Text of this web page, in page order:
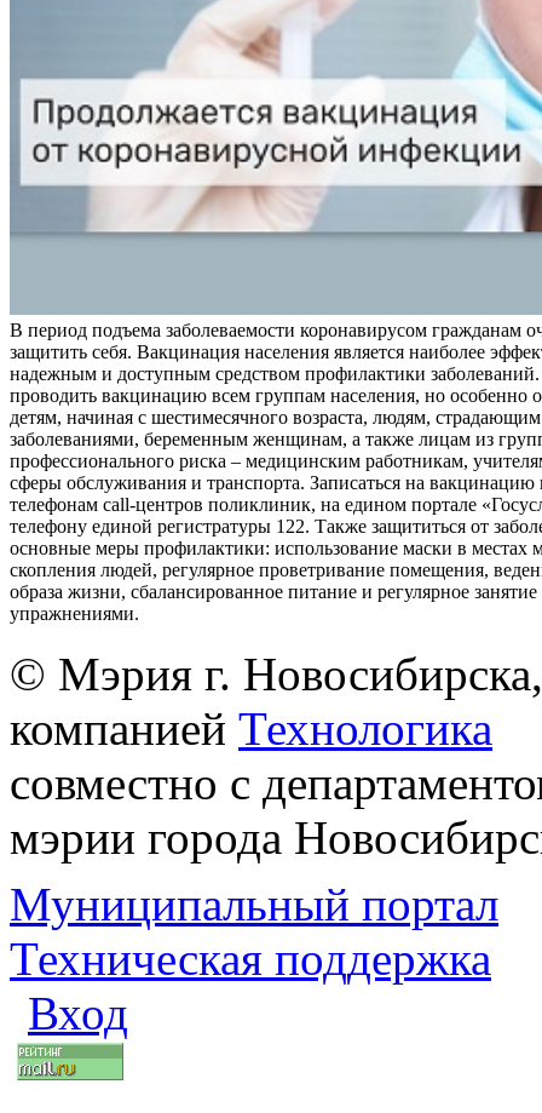
В период подъема заболеваемости коронавирусом гражданам
защитить себя. Вакцинация населения является наиболее
надежным и доступным средством профилактики заболеваний.
проводить вакцинацию всем группам населения, но особенно
детям, начиная с шестимесячного возраста, людям,
заболеваниями, беременным женщинам, а также лицам из
профессионального риска – медицинским работникам,
сферы обслуживания и транспорта. Записаться на
телефонам call-центров поликлиник, на едином портале
телефону единой регистратуры 122. Также защититься от
основные меры профилактики: использование маски в местах
скопления людей, регулярное проветривание помещения,
образа жизни, сбалансированное питание и регулярное
упражнениями.
© Мэрия г.
компанией Технологика
совместно с
мэрии города
Муниципальный портал
Техническая поддержка
Вход